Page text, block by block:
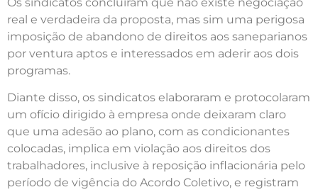
real e verdadeira da proposta, mas sim uma perigosa
imposição de abandono de direitos aos saneparianos
por ventura aptos e interessados em aderir aos dois
programas.
Diante disso, os sindicatos elaboraram e protocolaram
um ofício dirigido à empresa onde deixaram claro
que uma adesão ao plano, com as condicionantes
colocadas, implica em violação aos direitos dos
trabalhadores, inclusive à reposição inflacionária pelo
período de vigência do Acordo Coletivo, e registram